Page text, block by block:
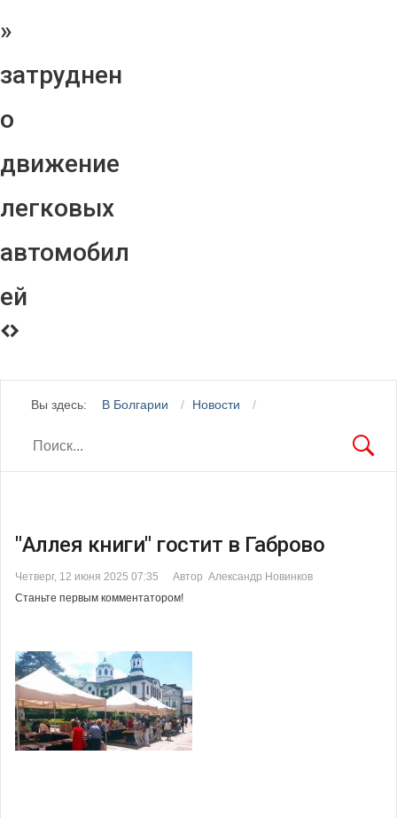
»
затруднен
о
движение
легковых
автомобил
ей
Вы здесь: В Болгарии Новости
"Аллея книги" гостит в Габрово
Четверг, 12 июня 2025 07:35
Автор Александр Новинков
Станьте первым комментатором!